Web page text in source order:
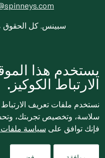
© 2020-2026 سبينس. كل
يستخدم هذا
الارتباط الكوكيز.
نستخدم ملفات تعريف
سلاسة، وتخصيص تجربتك،
فإنك توافق على سياسة ملفات